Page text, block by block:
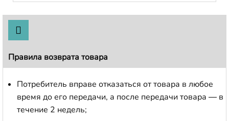
Правила возврата товара
Потребитель вправе отказаться от товара в любое
время до его передачи, а после передачи товара — в
течение 2 недель;